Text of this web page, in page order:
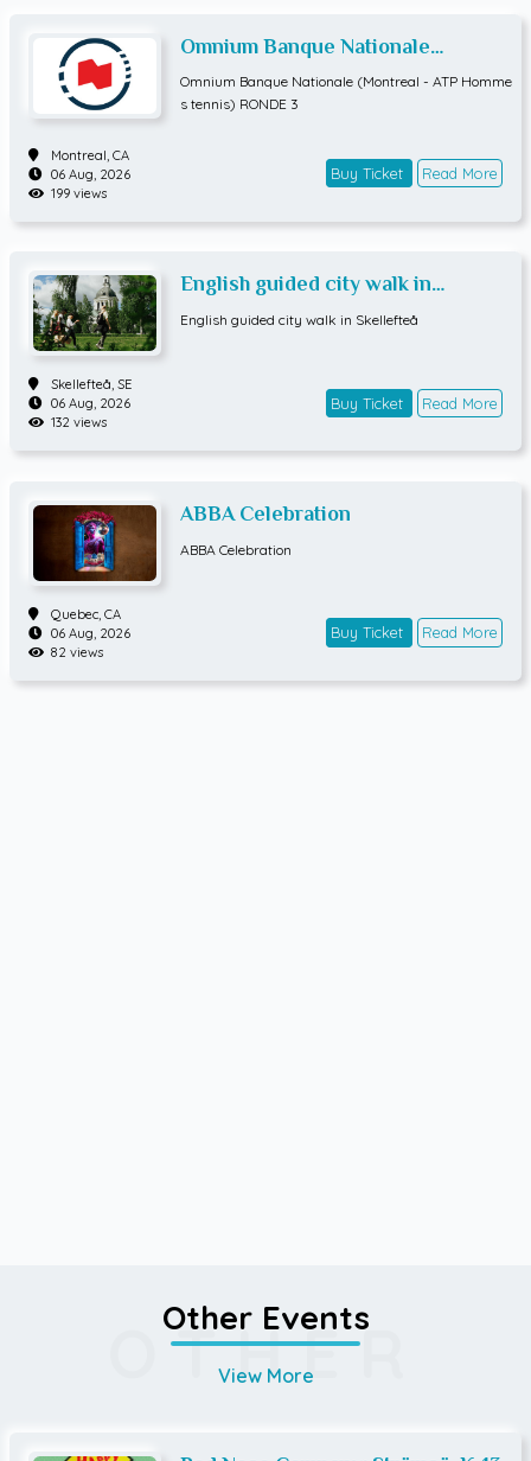
Omnium Banque Nationale
(Montreal - ATP Hommes tennis)
RONDE 3
Omnium Banque Nationale (Montreal - ATP Homme
s tennis) RONDE 3
Montreal, CA
06 Aug, 2026
199 views
Buy Ticket Read More
English guided city walk in
Skellefteå
English guided city walk in Skellefteå
Skellefteå, SE
06 Aug, 2026
132 views
Buy Ticket Read More
ABBA Celebration
ABBA Celebration
Quebec, CA
06 Aug, 2026
82 views
Buy Ticket Read More
OTHER
Other Events
View More